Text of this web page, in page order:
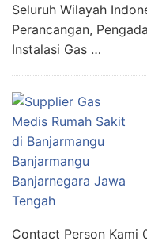
Seluruh Wilayah
Perancangan,
Instalasi Gas …
Contact Person Kami